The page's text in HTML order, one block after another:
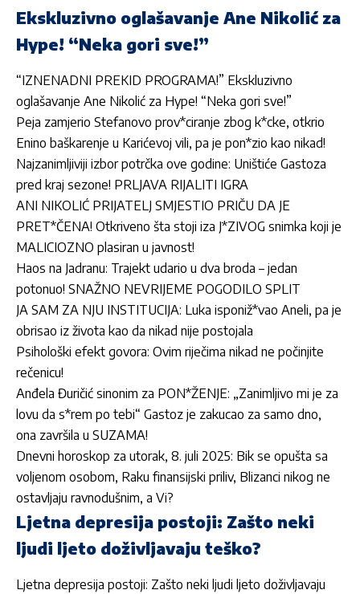
Ekskluzivno oglašavanje Ane Nikolić za
Hype! “Neka gori sve!”
“IZNENADNI PREKID PROGRAMA!” Ekskluzivno
oglašavanje Ane Nikolić za Hype! “Neka gori sve!”
Peja zamjerio Stefanovo prov*ciranje zbog k*cke, otkrio
Enino baškarenje u Karićevoj vili, pa je pon*zio kao nikad!
Najzanimljiviji izbor potrčka ove godine: Uništiće Gastoza
pred kraj sezone! PRLJAVA RIJALITI IGRA
ANI NIKOLIĆ PRIJATELJ SMJESTIO PRIČU DA JE
PRET*ČENA! Otkriveno šta stoji iza J*ZIVOG snimka koji je
MALICIOZNO plasiran u javnost!
Haos na Jadranu: Trajekt udario u dva broda – jedan
potonuo! SNAŽNO NEVRIJEME POGODILO SPLIT
JA SAM ZA NJU INSTITUCIJA: Luka isponiž*vao Aneli, pa je
obrisao iz života kao da nikad nije postojala
Psihološki efekt govora: Ovim riječima nikad ne počinjite
rečenicu!
Anđela Đuričić sinonim za PON*ŽENJE: „Zanimljivo mi je za
lovu da s*rem po tebi“ Gastoz je zakucao za samo dno,
ona završila u SUZAMA!
Dnevni horoskop za utorak, 8. juli 2025: Bik se opušta sa
voljenom osobom, Raku finansijski priliv, Blizanci nikog ne
ostavljaju ravnodušnim, a Vi?
Ljetna depresija postoji: Zašto neki
ljudi ljeto doživljavaju teško?
Ljetna depresija postoji: Zašto neki ljudi ljeto doživljavaju